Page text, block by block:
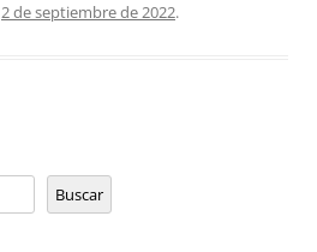
2 de septiembre de 2022.
Buscar